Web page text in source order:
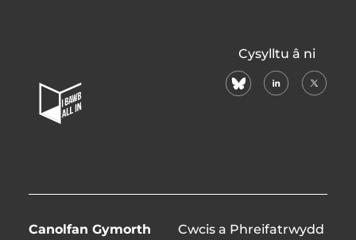
Home
Page
Cysylltu â ni
blueskylinkedin
X
Canolfan Gymorth
Cwcis a Phreifatrwydd